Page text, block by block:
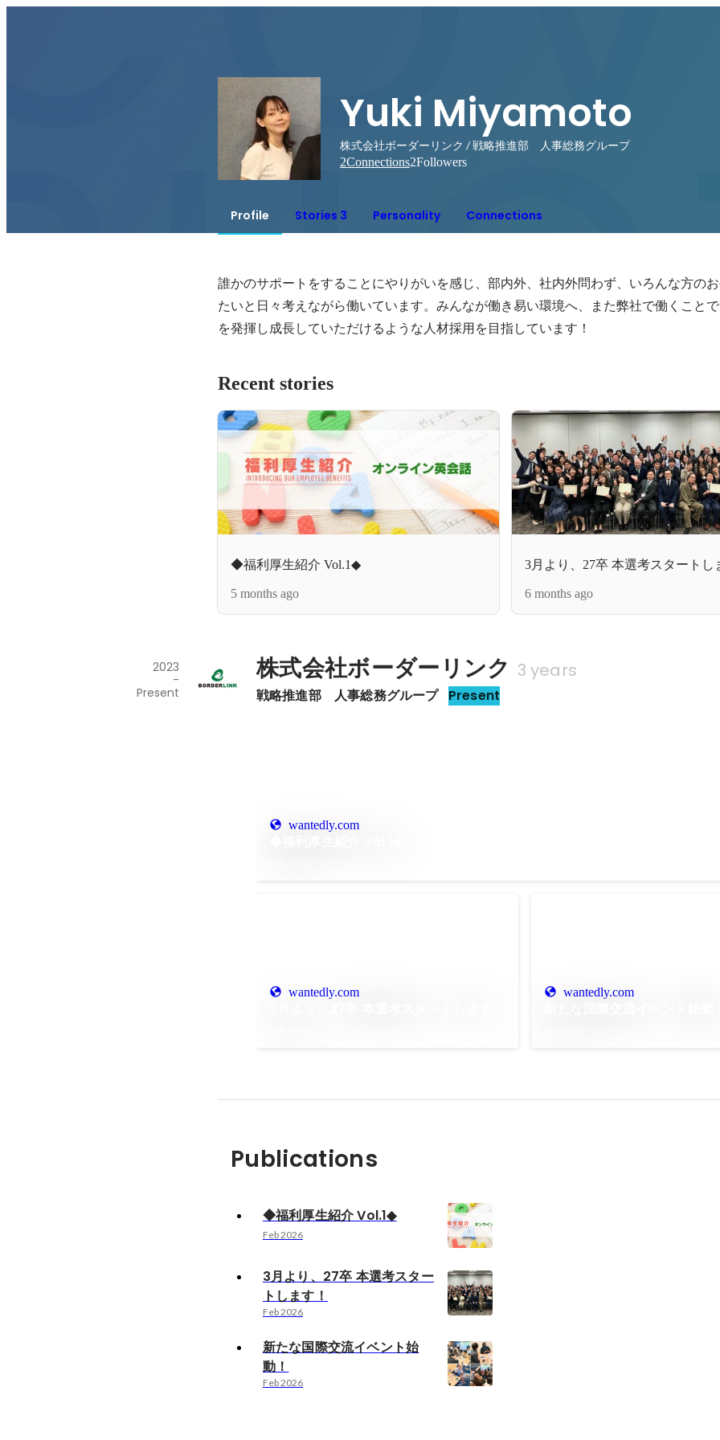
Yuki Miyamoto
株式会社ボーダーリンク / 戦略推進部 人事総務グループ
2Connections2Followers
Profile Stories 3 Personality Connections
誰かのサポートをすることにやりがいを感じ、部内外、社内外問わず、いろんな方の
たいと日々考えながら働いています。みんなが働き易い環境へ、また弊社で働くこと
を発揮し成長していただけるような人材採用を目指しています！
Recent stories
◆福利厚生紹介 Vol.1◆
5 months ago
3月より、27卒 本選考スタートし
6 months ago
株式会社ボーダーリンク 3 years
戦略推進部　人事総務グループ Present
2023
-
Present
wantedly.com
wantedly.com wantedly.com
Publications
◆福利厚生紹介 Vol.1◆
Feb 2026
3月より、27卒 本選考スター
トします！
Feb 2026
新たな国際交流イベント始
動！
Feb 2026